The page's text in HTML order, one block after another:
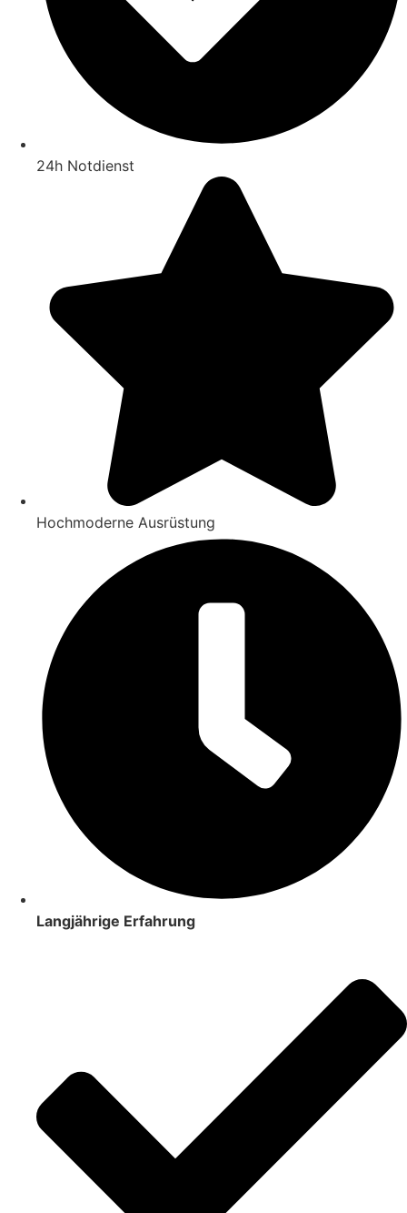
24h Notdienst
Hochmoderne Ausrüstung
Langjährige Erfahrung